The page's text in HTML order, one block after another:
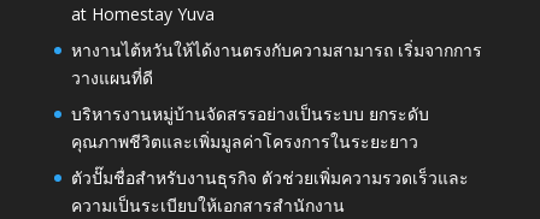
at Homestay Yuva
หางานไต้หวันให้ได้งานตรงกับความสามารถ เริ่มจากการ
วางแผนที่ดี
บริหารงานหมู่บ้านจัดสรรอย่างเป็นระบบ ยกระดับ
คุณภาพชีวิตและเพิ่มมูลค่าโครงการในระยะยาว
ตัวปั๊มชื่อสำหรับงานธุรกิจ ตัวช่วยเพิ่มความรวดเร็วและ
ความเป็นระเบียบให้เอกสารสำนักงาน